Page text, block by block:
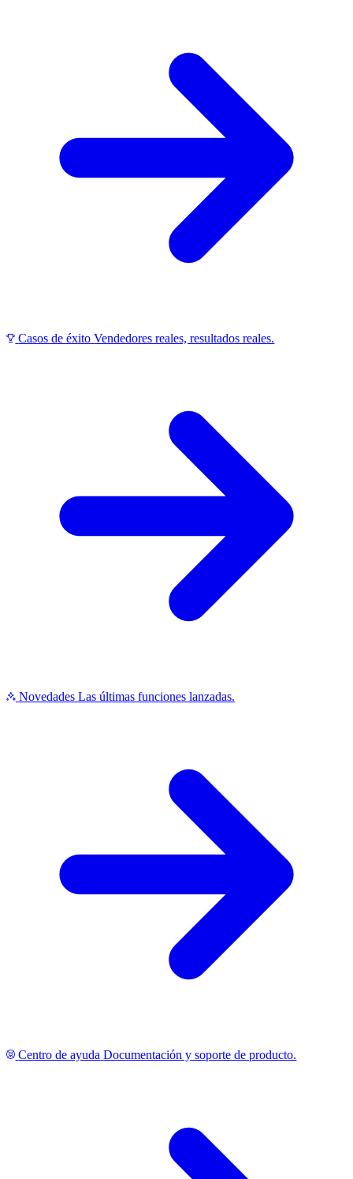
Casos de éxito Vendedores reales, resultados reales.
Novedades Las últimas funciones lanzadas.
Centro de ayuda Documentación y soporte de producto.